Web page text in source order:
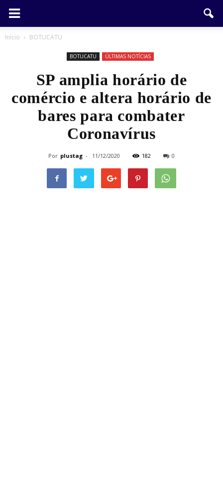
Início BOTUCATU
BOTUCATU ÚLTIMAS NOTÍCIAS
SP amplia horário de
comércio e altera horário de
bares para combater
Coronavírus
Por plustag - 11/12/2020 182 0